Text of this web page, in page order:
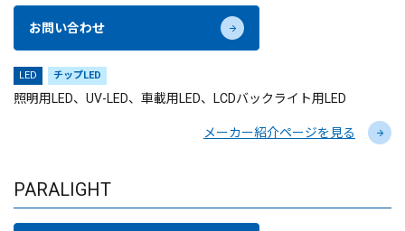
お問い合わせ
LED チップLED
照明用LED、UV-LED、車載用LED、LCDバックライト用LED
メーカー紹介ページを見る
PARALIGHT